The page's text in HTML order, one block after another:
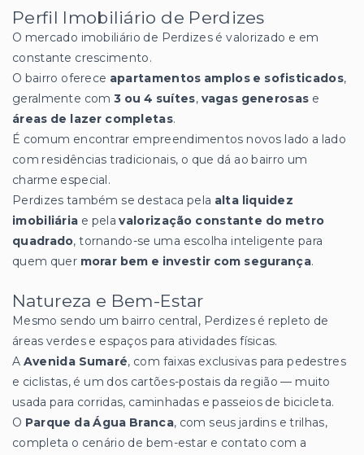
Perfil Imobiliário de Perdizes
O mercado imobiliário de Perdizes é valorizado e em
constante crescimento.
O bairro oferece apartamentos amplos e sofisticados,
geralmente com3 ou 4 suítes, vagas generosas e
áreas de lazer completas.
É comum encontrar empreendimentos novos lado a lado
com residências tradicionais, o que dá ao bairro um
charme especial.
Perdizes também se destaca pela alta liquidez
imobiliária e pelavalorização constante do metro
quadrado, tornando-se uma escolha inteligente para
quem quer morar bem e investir com segurança.
Natureza e Bem-Estar
Mesmo sendo um bairro central, Perdizes é repleto de
áreas verdes e espaços para atividades físicas.
A Avenida Sumaré, com faixas exclusivas para pedestres
e ciclistas, é um dos cartões-postais da região — muito
usada para corridas, caminhadas e passeios de bicicleta.
O Parque da Água Branca, com seus jardins e trilhas,
completa o cenário de bem-estar e contato com a